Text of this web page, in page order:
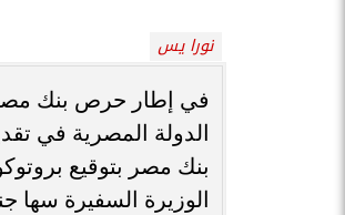
نورا يس
في إطار حرص بنك مصر
الدولة المصرية في
بنك مصر بتوقيع
الوزيرة السفيرة سها